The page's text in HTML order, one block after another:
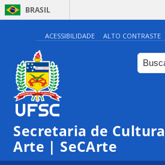
BRASIL
ACESSIBILIDADE ALTO CONTRASTE
Secretaria de
Arte | SeCArte
0:00
1:00